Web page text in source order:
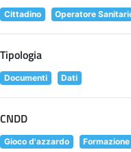
Cittadino Operatore
Tipologia
Documenti Dati
CNDD
Gioco d'azzardo